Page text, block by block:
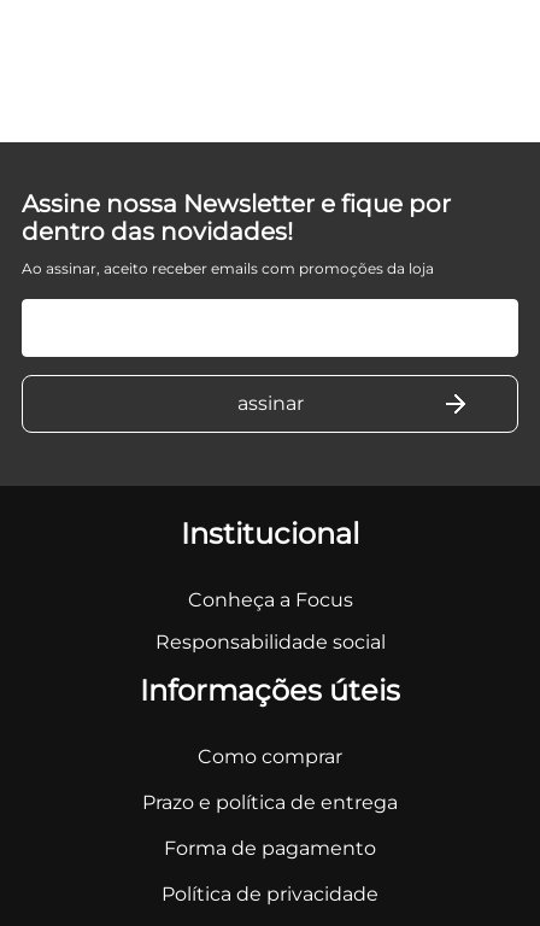
Assine nossa Newsletter e fique por
dentro das novidades!
Ao assinar, aceito receber emails com promoções da loja
Institucional
Conheça a Focus
Responsabilidade social
Informações úteis
Como comprar
Prazo e política de entrega
Forma de pagamento
Política de privacidade